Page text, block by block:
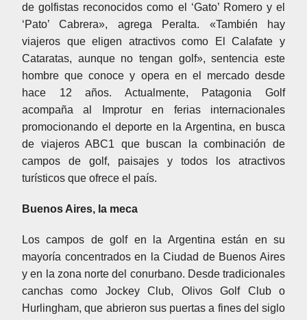
de golfistas reconocidos como el ‘Gato’ Romero y el
‘Pato’ Cabrera», agrega Peralta. «También hay
viajeros que eligen atractivos como El Calafate y
Cataratas, aunque no tengan golf», sentencia este
hombre que conoce y opera en el mercado desde
hace 12 años. Actualmente, Patagonia Golf
acompaña al Improtur en ferias internacionales
promocionando el deporte en la Argentina, en busca
de viajeros ABC1 que buscan la combinación de
campos de golf, paisajes y todos los atractivos
turísticos que ofrece el país.
Buenos Aires, la meca
Los campos de golf en la Argentina están en su
mayoría concentrados en la Ciudad de Buenos Aires
y en la zona norte del conurbano. Desde tradicionales
canchas como Jockey Club, Olivos Golf Club o
Hurlingham, que abrieron sus puertas a fines del siglo